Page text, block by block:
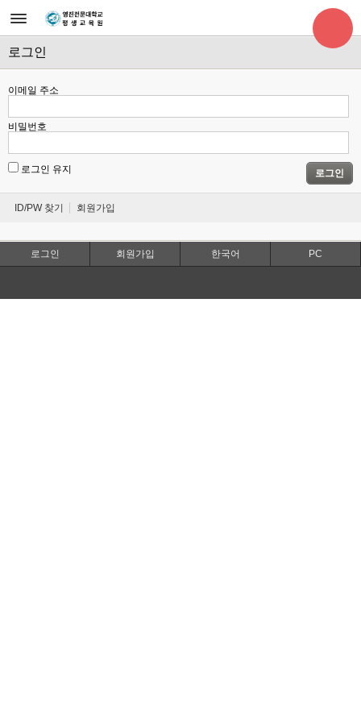
로그인
이메일 주소
비밀번호
로그인 유지 로그인
ID/PW 찾기 회원가입
로그인 회원가입 한국어 PC